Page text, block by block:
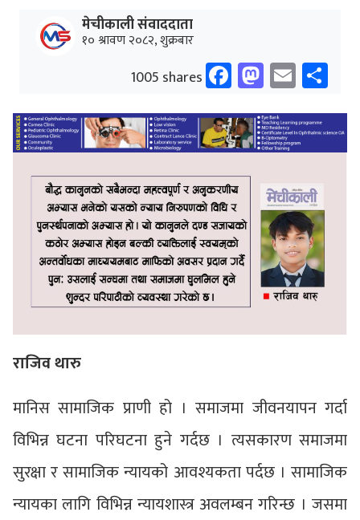
मेचीकाली संवाददाता
१० श्रावण २०८२, शुक्रबार
1005 shares Facebook
Email
राजिव थारु
मानिस सामाजिक प्राणी हो । समाजमा जीवनयापन गर्दा
विभिन्न घटना परिघटना हुने गर्दछ । त्यसकारण समाजमा
सुरक्षा र सामाजिक न्यायको आवश्यकता पर्दछ । सामाजिक
न्यायका लागि विभिन्न न्यायशास्त्र अवलम्बन गरिन्छ । जसमा